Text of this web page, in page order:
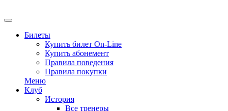
Билеты
Купить билет On-Line
Купить абонемент
Правила поведения
Правила покупки
Меню
Клуб
История
Все тренеры